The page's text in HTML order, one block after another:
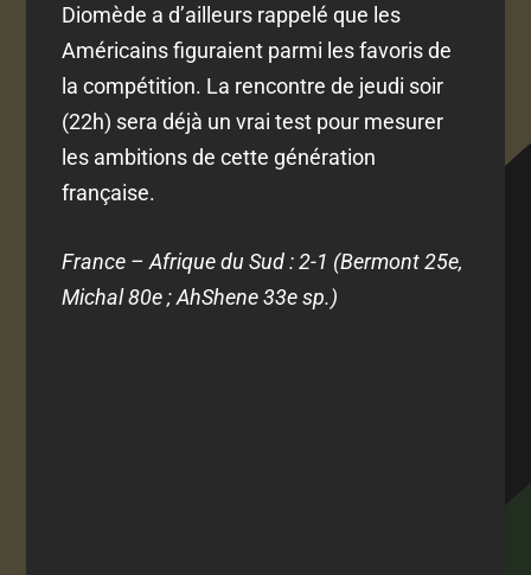
Diomède a d’ailleurs rappelé que les
Américains figuraient parmi les favoris de
la compétition. La rencontre de jeudi soir
(22h) sera déjà un vrai test pour mesurer
les ambitions de cette génération
française.
France – Afrique du Sud : 2-1 (Bermont 25e,
Michal 80e ; AhShene 33e sp.)